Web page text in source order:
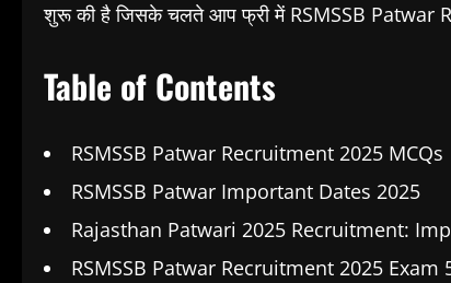
शुरू की है जिसके चलते आप फ्री में RSMSSB Patwar
Table of Contents
RSMSSB Patwar Recruitment 2025 MCQs
RSMSSB Patwar Important Dates 2025
Rajasthan Patwari 2025 Recruitment:
RSMSSB Patwar Recruitment 2025 Exam